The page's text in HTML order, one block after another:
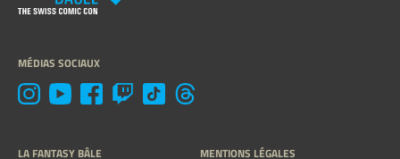
MÉDIAS SOCIAUX
LA FANTASY BÂLE MENTIONS LÉGALES